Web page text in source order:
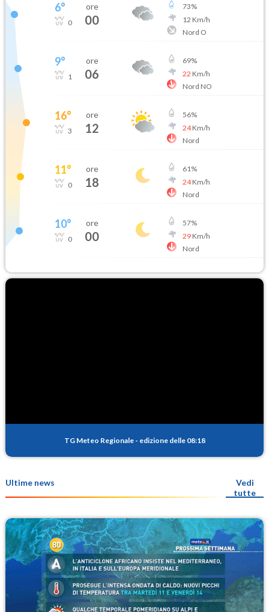
6°
0
ore
00
73%
12 Km/h
Nord O
9°
1
ore
06
69%
22 Km/h
Nord NO
16°
3
ore
12
56%
24Km/h
Nord
11°
0
ore
18
61%
24Km/h
Nord
10°
0
ore
00
57%
29Km/h
Nord
TG Meteo Regionale - edizione delle 08:18
Ultime news
Vedi
tutte